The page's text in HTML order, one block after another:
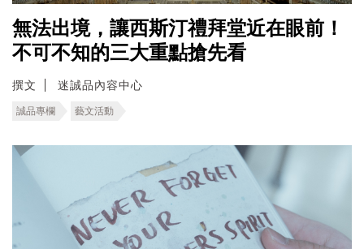
無法出境，讓西斯汀禮拜堂近在眼前！
不可不知的三大重點搶先看
撰文 迷誠品內容中心
誠品專欄 藝文活動